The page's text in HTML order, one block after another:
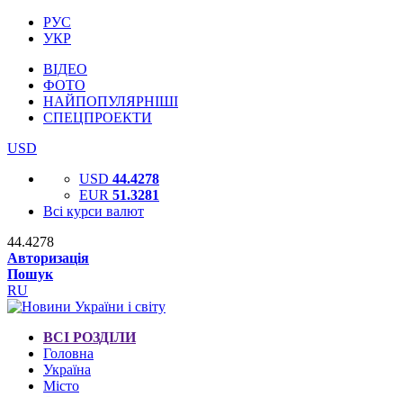
РУС
УКР
ВІДЕО
ФОТО
НАЙПОПУЛЯРНІШІ
СПЕЦПРОЕКТИ
USD
USD 44.4278
EUR 51.3281
Всі курси валют
44.4278
Авторизація
Пошук
RU
ВСІ РОЗДІЛИ
Головна
Україна
Місто